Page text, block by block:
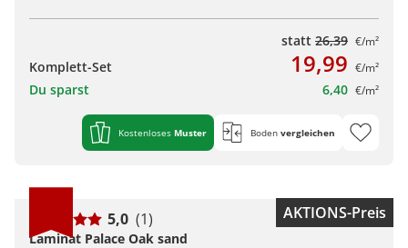
statt 26,39 €/m²
Komplett-Set 19,99 €/m²
Du sparst 6,40 €/m²
Kostenloses Muster Boden vergleichen
AKTIONS-Preis
5,0 (1)
Laminat Palace Oak sand